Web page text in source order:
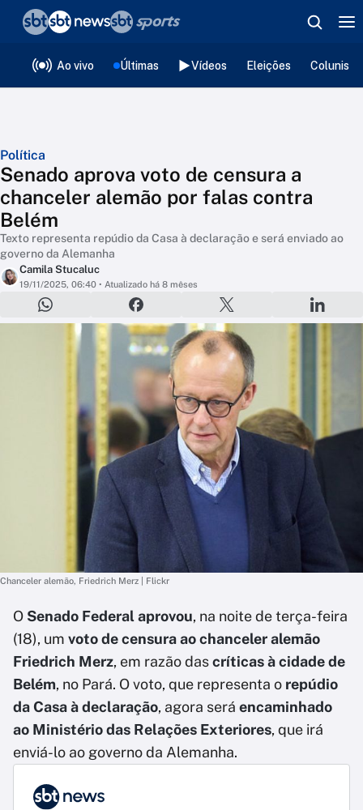
Ao vivo Últimas Vídeos Eleições
Política
Senado aprova voto de censura a
chanceler alemão por falas contra
Belém
Texto representa repúdio da Casa à declaração e será enviado ao
governo da Alemanha
Camila Stucaluc
19/11/2025, 06:40 • Atualizado há 8 mêses
Chanceler alemão, Friedrich Merz | Flickr
O Senado Federal aprovou, na noite de terça-feira
(18), um voto de censura ao chanceler alemão
Friedrich Merz, em razão dascríticas à cidade de
Belém, no Pará. O voto, que representa o repúdio
da Casa à declaração, agora será encaminhado
ao Ministério das Relações Exteriores, que irá
enviá-lo ao governo da Alemanha.
❮voltar
Editorias